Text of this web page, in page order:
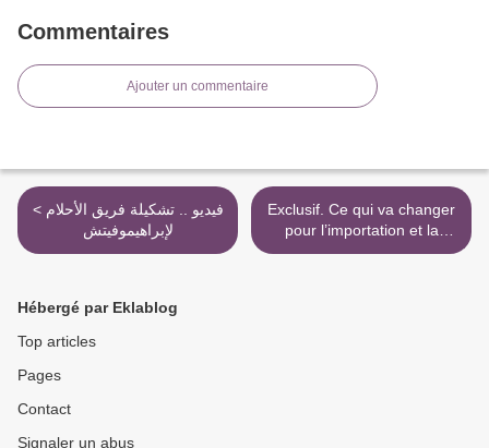
Commentaires
Ajouter un commentaire
< فيديو .. تشكيلة فريق الأحلام
لإبراهيموفيتش
Exclusif. Ce qui va changer
pour l’importation et la
vente de véhicules neufs >
Hébergé par Eklablog
Top articles
Pages
Contact
Signaler un abus